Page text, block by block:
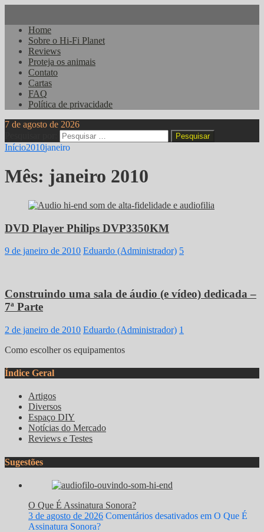
Home
Sobre o Hi-Fi Planet
Reviews
Proteja os animais
Contato
Cartas
FAQ
Política de privacidade
7 de agosto de 2026
Início2010janeiro
Mês: janeiro 2010
DVD Player Philips DVP3350KM
9 de janeiro de 2010 Eduardo (Administrador) 5
Construindo uma sala de áudio (e vídeo) dedicada –
7ª Parte
2 de janeiro de 2010 Eduardo (Administrador) 1
Como escolher os equipamentos
Índice Geral
Artigos
Diversos
Espaço DIY
Notícias do Mercado
Reviews e Testes
Sugestões
O Que É Assinatura Sonora?
3 de agosto de 2026 Comentários desativados em O Que É
Assinatura Sonora?